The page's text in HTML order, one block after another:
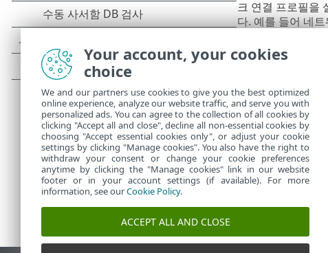
크 연결 프로필을
다. 예를 들어 네
브넷
는 것으로 간주됩
취약한 Wi-Fi 암
바탕 화면 알림을
활성자- 속성 조합
Your account, your cookies
choice
We and our partners use cookies to give you the best optimized
online experience, analyze our website traffic, and serve you with
personalized ads. You can agree to the collection of all cookies by
clicking "Accept all and close", decline all non-essential cookies by
choosing "Accept essential cookies only", or adjust your cookie
settings by clicking "Manage cookies". You also have the right to
withdraw your consent or change your cookie preferences
anytime by clicking the "Manage cookies" link in our website
footer or in your account settings (if available). For more
information, see ourCookie Policy.
ACCEPT ALL AND CLOSE